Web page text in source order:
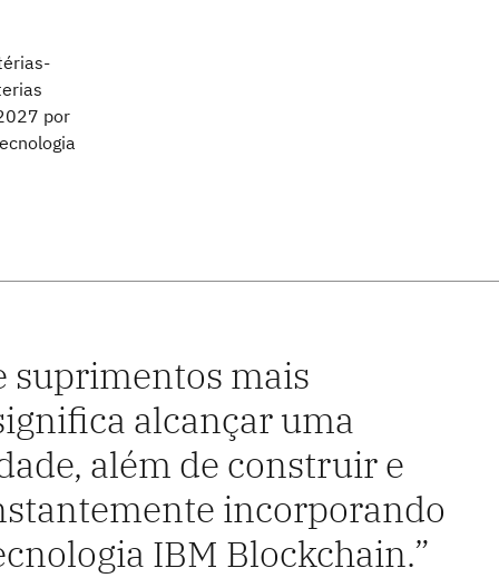
por
suprimentos mais
alcançar uma
além de construir e
incorporando
IBM Blockchain.